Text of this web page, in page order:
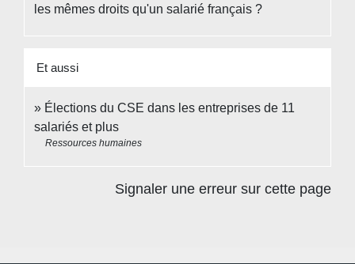
les mêmes droits qu'un salarié français ?
Et aussi
Élections du CSE dans les entreprises de 11
salariés et plus
Ressources humaines
Signaler une erreur sur cette page